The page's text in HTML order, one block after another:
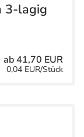
3-lagig
ab 41,70 EUR
0,04 EUR/Stück